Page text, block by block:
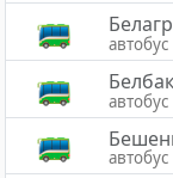
автобус
автобус
автобус